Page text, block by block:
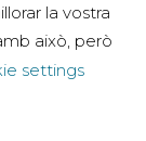
la vostra
això, però
settings